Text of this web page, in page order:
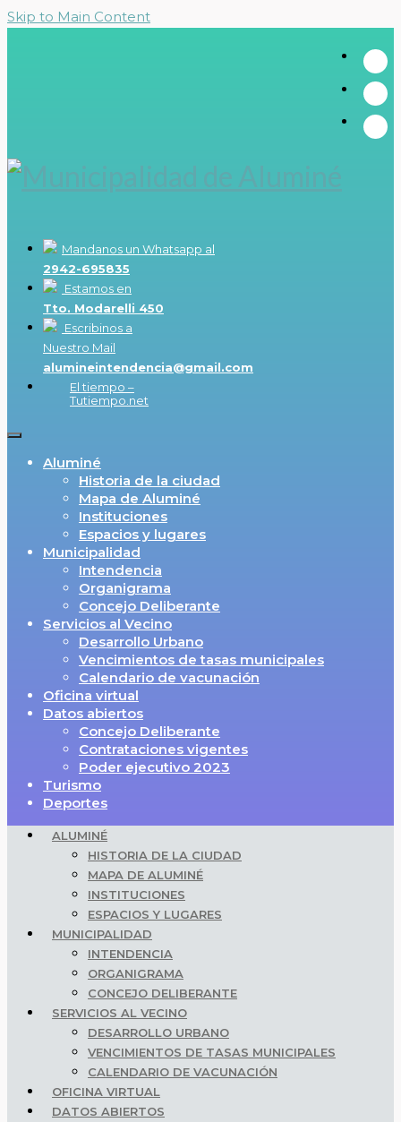
Skip to Main Content
Mandanos un Whatsapp al
2942-695835
Estamos en
Tto. Modarelli 450
Escribinos a
Nuestro Mail
alumineintendencia@gmail.com
El tiempo –
Tutiempo.net
Aluminé
Historia de la ciudad
Mapa de Aluminé
Instituciones
Espacios y lugares
Municipalidad
Intendencia
Organigrama
Concejo Deliberante
Servicios al Vecino
Desarrollo Urbano
Vencimientos de tasas municipales
Calendario de vacunación
Oficina virtual
Datos abiertos
Concejo Deliberante
Contrataciones vigentes
Poder ejecutivo 2023
Turismo
Deportes
ALUMINÉ
HISTORIA DE LA CIUDAD
MAPA DE ALUMINÉ
INSTITUCIONES
ESPACIOS Y LUGARES
MUNICIPALIDAD
INTENDENCIA
ORGANIGRAMA
CONCEJO DELIBERANTE
SERVICIOS AL VECINO
DESARROLLO URBANO
VENCIMIENTOS DE TASAS MUNICIPALES
CALENDARIO DE VACUNACIÓN
OFICINA VIRTUAL
DATOS ABIERTOS